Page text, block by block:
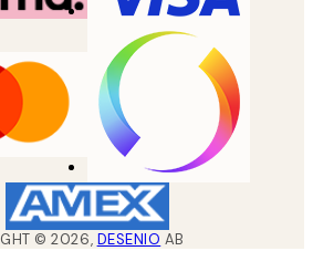
©2026, DESENIO AB